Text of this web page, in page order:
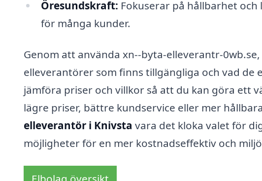
Öresundskraft: Fokuserar på hållbarhet
för många kunder.
Genom att använda xn--byta-elleverantr-
elleverantörer som finns tillgängliga och vad
jämföra priser och villkor så att du kan göra ett
lägre priser, bättre kundservice eller mer
elleverantör i Knivsta vara det kloka valet för
möjligheter för en mer kostnadseffektiv och